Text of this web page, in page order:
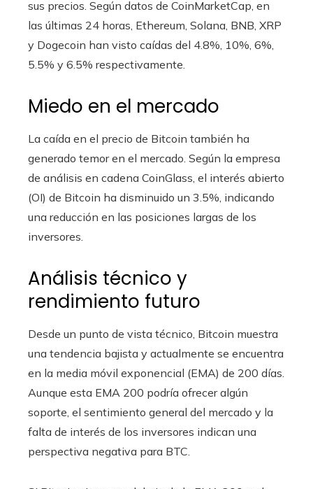
sus precios. Según datos de CoinMarketCap, en
las últimas 24 horas, Ethereum, Solana, BNB, XRP
y Dogecoin han visto caídas del 4.8%, 10%, 6%,
5.5% y 6.5% respectivamente.
Miedo en el mercado
La caída en el precio de Bitcoin también ha
generado temor en el mercado. Según la empresa
de análisis en cadena CoinGlass, el interés abierto
(OI) de Bitcoin ha disminuido un 3.5%, indicando
una reducción en las posiciones largas de los
inversores.
Análisis técnico y
rendimiento futuro
Desde un punto de vista técnico, Bitcoin muestra
una tendencia bajista y actualmente se encuentra
en la media móvil exponencial (EMA) de 200 días.
Aunque esta EMA 200 podría ofrecer algún
soporte, el sentimiento general del mercado y la
falta de interés de los inversores indican una
perspectiva negativa para BTC.